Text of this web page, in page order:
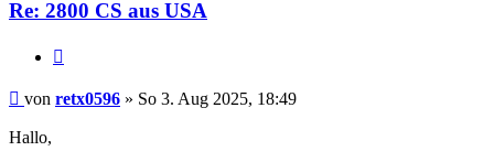
Re: 2800 CS aus USA
Beitrag
von retx0596 » So 3. Aug 2025, 18:49
Hallo,